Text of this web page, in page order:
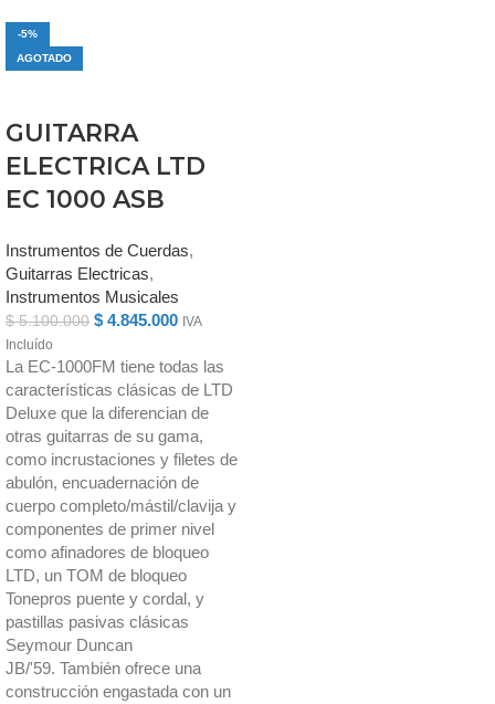
-5%
AGOTADO
GUITARRA
ELECTRICA LTD
EC 1000 ASB
Instrumentos de Cuerdas,
Guitarras Electricas,
Instrumentos Musicales
$5.100.000 $ 4.845.000 IVA
Incluído
La EC-1000FM tiene todas las
características clásicas de LTD
Deluxe que la diferencian de
otras guitarras de su gama,
como incrustaciones y filetes de
abulón, encuadernación de
cuerpo completo/mástil/clavija y
componentes de primer nivel
como afinadores de bloqueo
LTD, un TOM de bloqueo
Tonepros puente y cordal, y
pastillas pasivas clásicas
Seymour Duncan
JB/'59. También ofrece una
construcción engastada con un